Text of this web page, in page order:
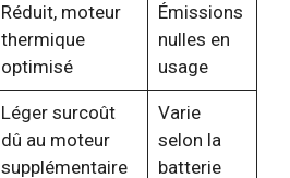
Réduit, moteur
thermique
optimisé
Émissions
nulles en
usage
Léger surcoût
dû au moteur
supplémentaire
Varie
selon la
batterie